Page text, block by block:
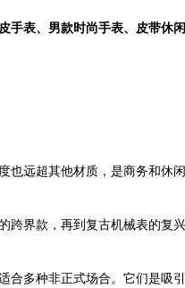
手表、男款时尚手表、皮带休
也远超其他材质，是商务和休
跨界款，再到复古机械表的复
合多种非正式场合。它们是吸